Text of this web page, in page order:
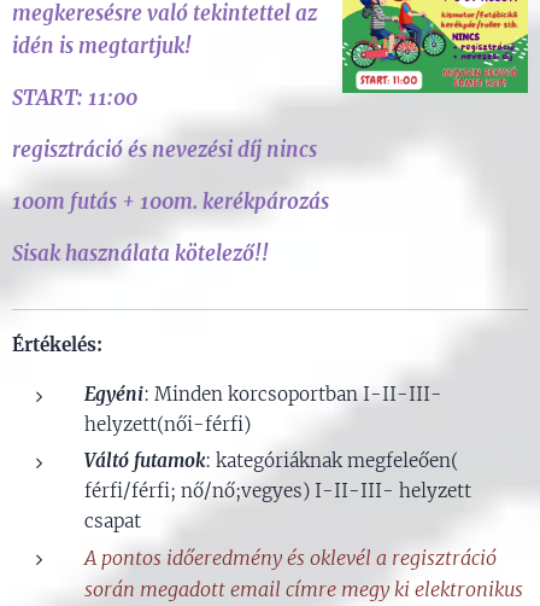
megkeresésre való tekintettel az
idén is megtartjuk!
START: 11:00
regisztráció és nevezési díj nincs
100m futás + 100m. kerékpározás
Sisak használata kötelező!!
Értékelés:
Egyéni: Minden korcsoportban I-II-III-
helyzett(női-férfi)
Váltó futamok: kategóriáknak megfeleően(
férfi/férfi; nő/nő;vegyes) I-II-III- helyzett
csapat
A pontos időeredmény és oklevél a regisztráció
során megadott email címre megy ki elektronikus